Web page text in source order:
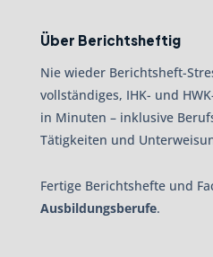
Über Berichtsheftig
Nie wieder Berichtsheft-
vollständiges, IHK- und
in Minuten – inklusive
Tätigkeiten und
Fertige Berichtshefte und
Ausbildungsberufe.